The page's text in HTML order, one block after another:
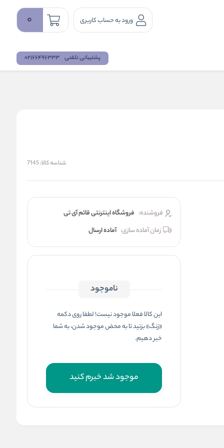
ورود به حساب کاربری 0
پشتیبانی تلفنی 02166496333
شناسه کالا:7145
فروشنده: فروشگاه اینترنتی قائم آی تی
زمان آماده سازی: آماده ارسال
ناموجود
این کالا فعلا موجود نیست! لطفا روی دکمه
«زنگ» بزنید تا به محض موجود شدن، به شما
خبر دهیم.
موجود شد خبرم کنید